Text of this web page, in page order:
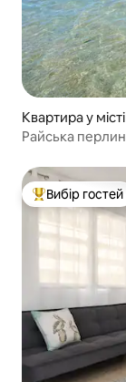
Квартира у
Райська
Топ вибір
Вибір гостей